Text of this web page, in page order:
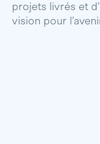
projets livrés et
vision pour